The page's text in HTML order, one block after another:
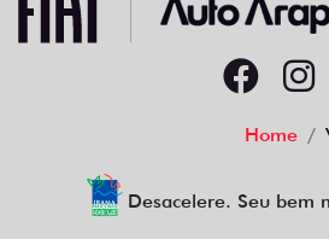
Home
Desacelere. Seu bem